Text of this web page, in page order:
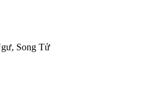
Song Tử